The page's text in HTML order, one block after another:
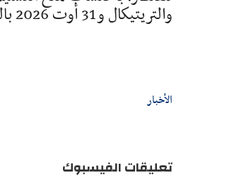
والتريتيكال و31 أوت 2026 بالنسبة للقمح.
الأخبار
تعليقات الفيسبوك